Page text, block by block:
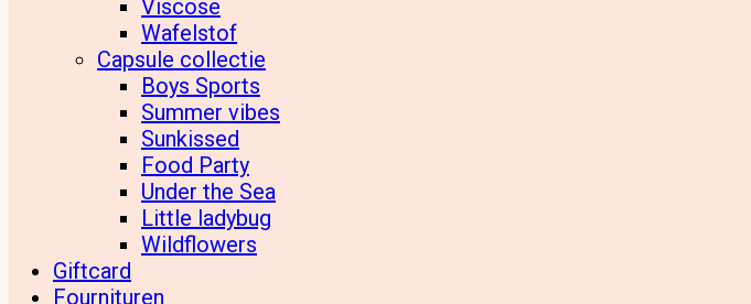
Viscose
Wafelstof
Capsule collectie
Boys Sports
Summer vibes
Sunkissed
Food Party
Under the Sea
Little ladybug
Wildflowers
Giftcard
Fournituren